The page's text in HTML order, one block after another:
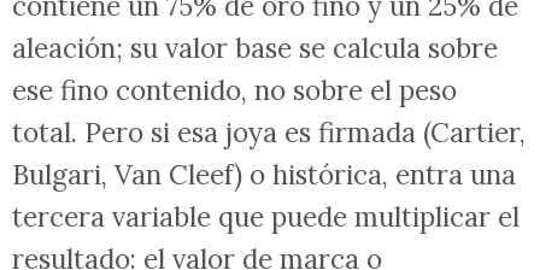
aleación; su valor base se calcula sobre
ese fino contenido, no sobre el peso
total. Pero si esa joya es firmada (Cartier,
Bulgari, Van Cleef) o histórica, entra una
tercera variable que puede multiplicar el
resultado: el valor de marca o